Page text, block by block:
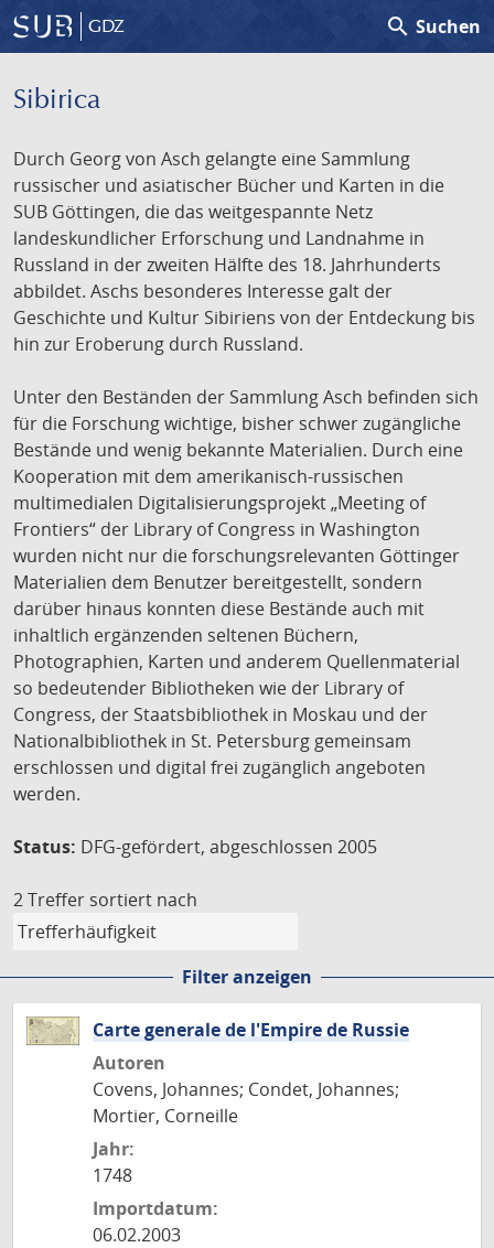
GDZ search Suchen
Sibirica
Durch Georg von Asch gelangte eine Sammlung
russischer und asiatischer Bücher und Karten in die
SUB Göttingen, die das weitgespannte Netz
landeskundlicher Erforschung und Landnahme in
Russland in der zweiten Hälfte des 18. Jahrhunderts
abbildet. Aschs besonderes Interesse galt der
Geschichte und Kultur Sibiriens von der Entdeckung bis
hin zur Eroberung durch Russland.
Unter den Beständen der Sammlung Asch befinden sich
für die Forschung wichtige, bisher schwer zugängliche
Bestände und wenig bekannte Materialien. Durch eine
Kooperation mit dem amerikanisch-russischen
multimedialen Digitalisierungsprojekt „Meeting of
Frontiers“ der Library of Congress in Washington
wurden nicht nur die forschungsrelevanten Göttinger
Materialien dem Benutzer bereitgestellt, sondern
darüber hinaus konnten diese Bestände auch mit
inhaltlich ergänzenden seltenen Büchern,
Photographien, Karten und anderem Quellenmaterial
so bedeutender Bibliotheken wie der Library of
Congress, der Staatsbibliothek in Moskau und der
Nationalbibliothek in St. Petersburg gemeinsam
erschlossen und digital frei zugänglich angeboten
werden.
Status: DFG-gefördert, abgeschlossen 2005
2 Treffer sortiert nach
Filter anzeigen
Carte generale de l'Empire de Russie
Autoren
Covens, Johannes; Condet, Johannes;
Mortier, Corneille
Jahr:
1748
Importdatum:
06.02.2003